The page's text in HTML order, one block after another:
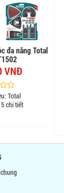
đa năng Total
VNĐ
Total
chi tiết